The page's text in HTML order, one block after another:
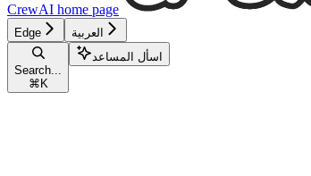
CrewAI home page
Edge العربية
Search...
⌘ K
اسأل المساعد